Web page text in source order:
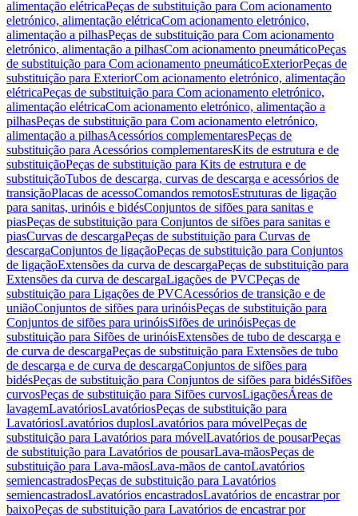
alimentação elétricaPeças de substituição para Com acionamento
eletrónico, alimentação elétricaCom acionamento eletrónico,
alimentação a pilhasPeças de substituição para Com acionamento
eletrónico, alimentação a pilhasCom acionamento pneumáticoPeças
de substituição para Com acionamento pneumáticoExteriorPeças de
substituição para ExteriorCom acionamento eletrónico, alimentação
elétricaPeças de substituição para Com acionamento eletrónico,
alimentação elétricaCom acionamento eletrónico, alimentação a
pilhasPeças de substituição para Com acionamento eletrónico,
alimentação a pilhasAcessórios complementaresPeças de
substituição para Acessórios complementaresKits de estrutura e de
substituiçãoPeças de substituição para Kits de estrutura e de
substituiçãoTubos de descarga, curvas de descarga e acessórios de
transiçãoPlacas de acessoComandos remotosEstruturas de ligação
para sanitas, urinóis e bidésConjuntos de sifões para sanitas e
piasPeças de substituição para Conjuntos de sifões para sanitas e
piasCurvas de descargaPeças de substituição para Curvas de
descargaConjuntos de ligaçãoPeças de substituição para Conjuntos
de ligaçãoExtensões da curva de descargaPeças de substituição para
Extensões da curva de descargaLigações de PVCPeças de
substituição para Ligações de PVCAcessórios de transição e de
uniãoConjuntos de sifões para urinóisPeças de substituição para
Conjuntos de sifões para urinóisSifões de urinóisPeças de
substituição para Sifões de urinóisExtensões de tubo de descarga e
de curva de descargaPeças de substituição para Extensões de tubo
de descarga e de curva de descargaConjuntos de sifões para
bidésPeças de substituição para Conjuntos de sifões para bidésSifões
curvosPeças de substituição para Sifões curvosLigaçõesÁreas de
lavagemLavatóriosLavatóriosPeças de substituição para
LavatóriosLavatórios duplosLavatórios para móvelPeças de
substituição para Lavatórios para móvelLavatórios de pousarPeças
de substituição para Lavatórios de pousarLava-mãosPeças de
substituição para Lava-mãosLava-mãos de cantoLavatórios
semiencastradosPeças de substituição para Lavatórios
semiencastradosLavatórios encastradosLavatórios de encastrar por
baixoPeças de substituição para Lavatórios de encastrar por